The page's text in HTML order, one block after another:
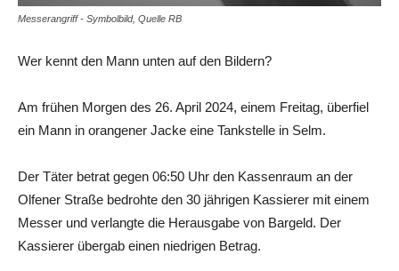
Messerangriff - Symbolbild, Quelle RB
Wer kennt den Mann unten auf den Bildern?
Am frühen Morgen des 26. April 2024, einem Freitag, überfiel
ein Mann in orangener Jacke eine Tankstelle in Selm.
Der Täter betrat gegen 06:50 Uhr den Kassenraum an der
Olfener Straße bedrohte den 30 jährigen Kassierer mit einem
Messer und verlangte die Herausgabe von Bargeld. Der
Kassierer übergab einen niedrigen Betrag.